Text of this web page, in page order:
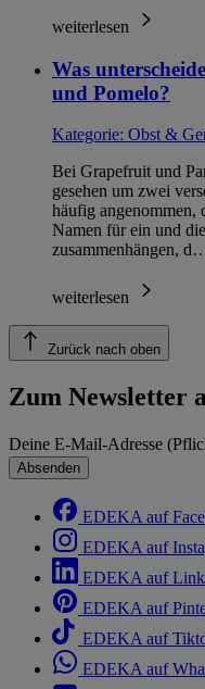
weiterlesen
Was
und Pomelo?
Kategorie: Obst &
Bei Grapefruit und
gesehen um zwei
häufig angenommen,
Namen für ein und
zusammenhängen,
weiterlesen
Zurück nach oben
Zum Newsletter
Deine E-Mail-Adresse
Absenden
EDEKA auf
EDEKA auf
EDEKA auf
EDEKA auf
EDEKA auf
EDEKA auf